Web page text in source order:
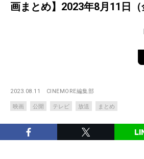
画まとめ】2023年8月11日（
2023.08.11 CINEMORE編集部
映画 公開 テレビ 放送 まとめ